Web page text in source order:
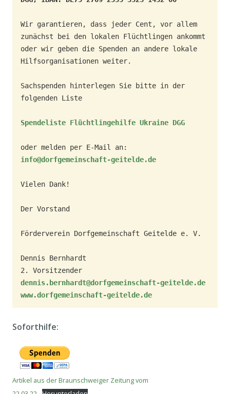
Wir garantieren, dass jeder Cent, vor allem
zunächst bei den lokalen Flüchtlingen ankommt
oder wir geben die Spenden an andere lokale
Hilfsorganisationen weiter.
Sachspenden hinterlegen Sie bitte in der
folgenden Liste
Spendeliste Flüchtlingehilfe Ukraine DGG
info@dorfgemeinschaft-geitelde.de
Vielen Dank!
Der Vorstand
Förderverein Dorfgemeinschaft Geitelde e. V.
Dennis Bernhardt
dennis.bernhardt@dorfgemeinschaft-geitelde.de
www.dorfgemeinschaft-geitelde.de
Soforthilfe:
Artikel aus der Braunschweiger Zeitung vom